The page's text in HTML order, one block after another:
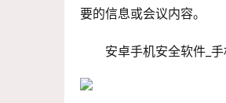
要的信息或会议内容。
安卓手机安全软件_